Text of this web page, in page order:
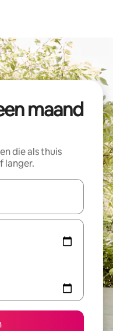
maand
die als thuis
langer.
zijn, maak je een